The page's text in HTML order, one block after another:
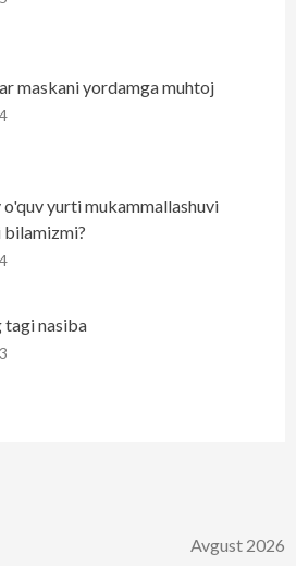
maskani yordamga muhtoj
yurti mukammallashuvi
tagi nasiba
Avgust 2026